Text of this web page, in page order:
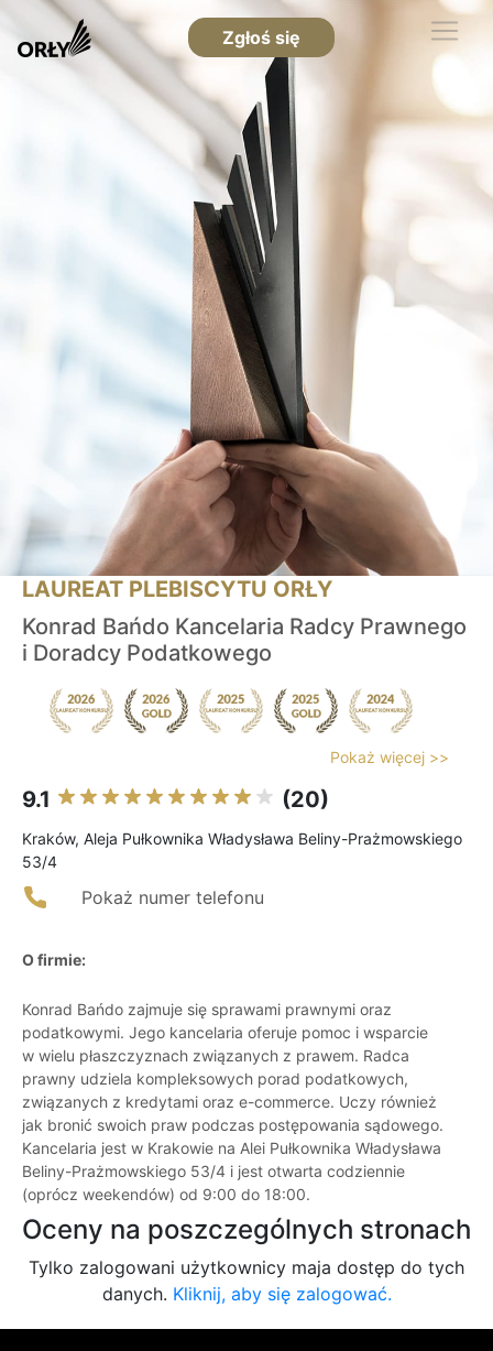
Zgłoś się
LAUREAT PLEBISCYTU ORŁY
Konrad Bańdo Kancelaria Radcy Prawnego
i Doradcy Podatkowego
Pokaż więcej >>
9.1 (20)
Kraków, Aleja Pułkownika Władysława Beliny-Prażmowskiego
53/4
Pokaż numer telefonu
O firmie:
Konrad Bańdo zajmuje się sprawami prawnymi oraz
podatkowymi. Jego kancelaria oferuje pomoc i wsparcie
w wielu płaszczyznach związanych z prawem. Radca
prawny udziela kompleksowych porad podatkowych,
związanych z kredytami oraz e-commerce. Uczy również
jak bronić swoich praw podczas postępowania sądowego.
Kancelaria jest w Krakowie na Alei Pułkownika Władysława
Beliny-Prażmowskiego 53/4 i jest otwarta codziennie
(oprócz weekendów) od 9:00 do 18:00.
Oceny na poszczególnych stronach
Tylko zalogowani użytkownicy maja dostęp do tych
danych. Kliknij, aby się zalogować.